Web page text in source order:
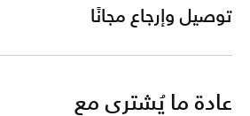
توصيل وإرجاع مجانًا
عادة ما يُشترى مع